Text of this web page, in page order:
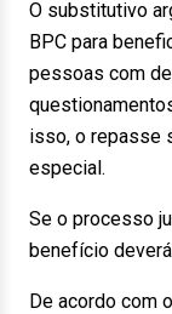
O substitutivo
BPC para
pessoas com
isso, o repasse
especial.
Se o processo
benefício
De acordo com